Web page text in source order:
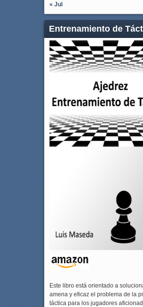
« Jul
Entrenamiento de
Este libro está orientado a
amena y eficaz el problema de la
táctica para los jugadores